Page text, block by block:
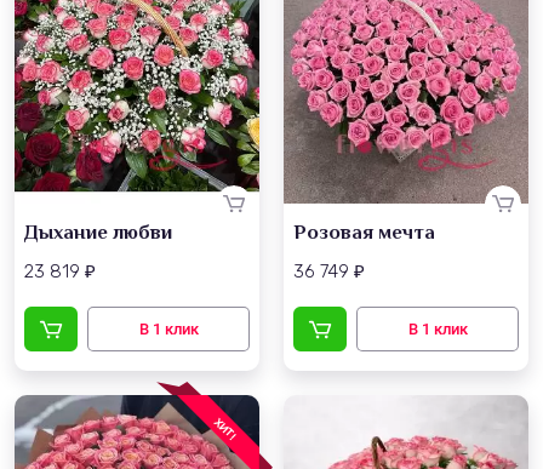
Дыхание любви
23 819 ₽
Розовая мечта
36 749 ₽
ХИТ!